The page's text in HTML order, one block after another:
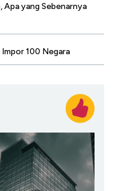
Apa yang Sebenarnya
Impor 100 Negara